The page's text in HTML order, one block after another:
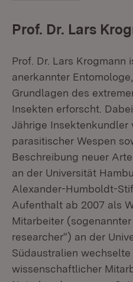
Prof. Dr. Lars
Prof. Dr. Lars Krogmann
anerkannter
Grundlagen des
Insekten erforscht.
Jährige Insektenkundler
parasitischer Wespen
Beschreibung neuer
an der Universität
Alexander-Humboldt-
Aufenthalt ab 2007 als
Mitarbeiter
researcher“) an der
Südaustralien wechselte
wissenschaftlicher